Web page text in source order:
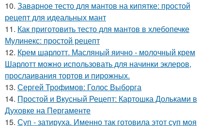
10. Заварное тесто для мантов на кипятке: простой
рецепт для идеальных мант
11. Как приготовить тесто для мантов в хлебопечке
Мулинекс: простой рецепт
12. Крем шарлотт. Масляный яично - молочный крем
Шарлотт можно использовать для начинки эклеров,
прослаивания тортов и пирожных.
13. Сергей Трофимов: Голос Выборга
14. Простой и Вкусный Рецепт: Картошка Дольками в
Духовке на Пергаменте
15. Суп - затируха. Именно так готовила этот суп моя